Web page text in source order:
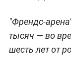
"Френдс-
тысяч — во
шесть лет от